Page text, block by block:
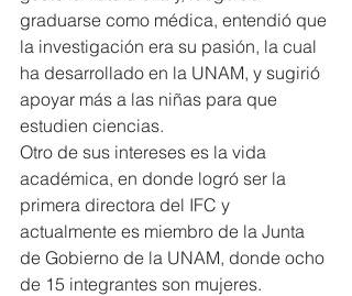
graduarse como médica, entendió que
la investigación era su pasión, la cual
ha desarrollado en la UNAM, y sugirió
apoyar más a las niñas para que
estudien ciencias.
Otro de sus intereses es la vida
académica, en donde logró ser la
primera directora del IFC y
actualmente es miembro de la Junta
de Gobierno de la UNAM, donde ocho
de 15 integrantes son mujeres.